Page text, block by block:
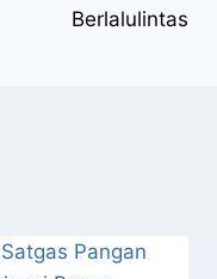
Berlalulintas